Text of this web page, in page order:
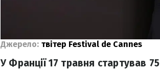
Джерело: твітер Festival de Cannes
У Франції 17 травня стартував